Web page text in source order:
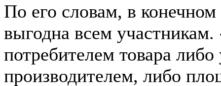
По его словам, в конечном
выгодна всем участникам.
потребителем товара либо
производителем, либо